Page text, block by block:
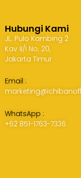
Hubungi Kami
JL. Pulo Kambing 2
Kav II/I No. 20,
Jakarta Timur
Email :
WhatsApp :
+62 851-1763-7336